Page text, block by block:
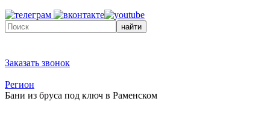
найти
Заказать звонок
Регион
Бани из бруса под ключ в Раменском